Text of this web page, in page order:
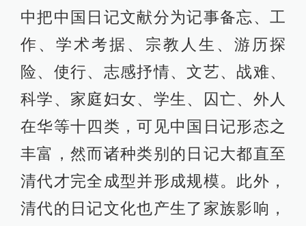
中把中国日记文献分为记事备忘、工
作、学术考据、宗教人生、游历探
险、使行、志感抒情、文艺、战难、
科学、家庭妇女、学生、囚亡、外人
在华等十四类，可见中国日记形态之
丰富，然而诸种类别的日记大都直至
清代才完全成型并形成规模。此外，
清代的日记文化也产生了家族影响，